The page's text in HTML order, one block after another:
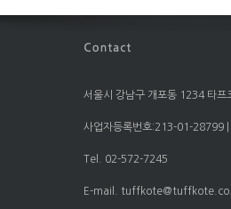
서울시 강남구 개포동 1234 타프
사업자등록번호:213-01-28799 |
Tel. 02-572-7245
E-mail.